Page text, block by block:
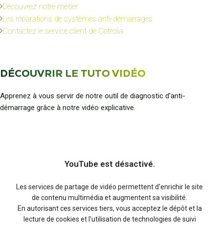
Découvrez notre métier
Les réparations de systèmes anti-démarrages
Contactez le service client de Cotrolia
DÉCOUVRIR LE TUTO VIDÉO
Apprenez à vous servir de notre outil de diagnostic d'anti-
démarrage grâce à notre vidéo explicative.
YouTube est désactivé.
Les services de partage de vidéo permettent d'enrichir le site
de contenu multimédia et augmentent sa visibilité.
En autorisant ces services tiers, vous acceptez le dépôt et la
lecture de cookies et l'utilisation de technologies de suivi